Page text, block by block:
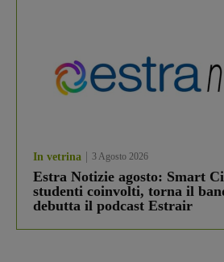
In vetrina 3 Agosto 2026
Estra Notizie agosto: Smart
studenti coinvolti, torna il
debutta il podcast Estrair